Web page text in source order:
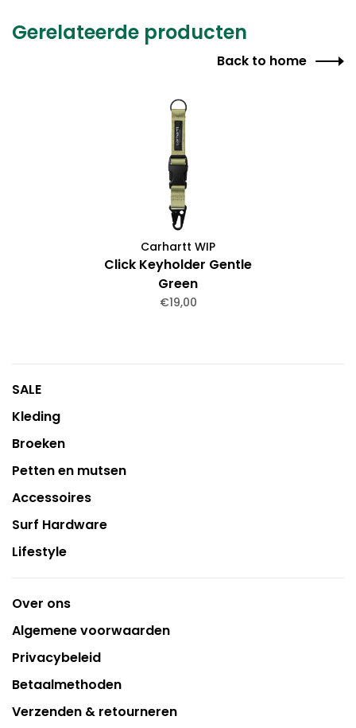
Gerelateerde producten
Back to home
Carhartt WIP
Click Keyholder Gentle
Green
€19,00
SALE
Kleding
Broeken
Petten en mutsen
Accessoires
Surf Hardware
Lifestyle
Over ons
Algemene voorwaarden
Privacybeleid
Betaalmethoden
Verzenden & retourneren